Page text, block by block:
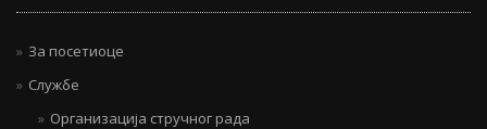
За посетиоце
Службе
Организација стручног рада